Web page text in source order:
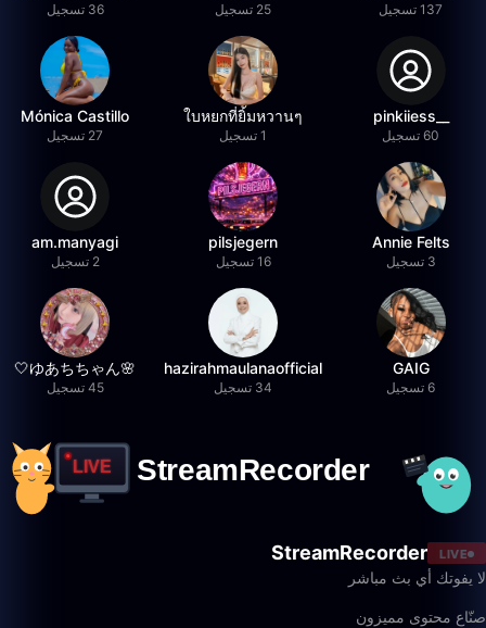
137 تسجيل 25 تسجيل 36 تسجيل
60 تسجيل
ใบหยกที่ยิ้มหวานๆ
1 تسجيل
Mónica Castillo
27 تسجيل
Annie Felts
3 تسجيل
pilsjegern
16 تسجيل
am.manyagi
2 تسجيل
GAIG
6 تسجيل
hazirahmaulanaofficial
34 تسجيل
🌸ゆあちちゃん🤍
45 تسجيل
LIVE
StreamRecorder
لا يفوتك أي بث مباشر
صنّاع محتوى مميزون